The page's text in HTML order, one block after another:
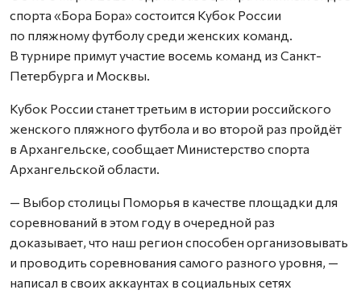
спорта «Бора Бора» состоится Кубок России
по пляжному футболу среди женских команд.
В турнире примут участие восемь команд из Санкт-
Петербурга и Москвы.
Кубок России станет третьим в истории российского
женского пляжного футбола и во второй раз пройдёт
в Архангельске, сообщает Министерство спорта
Архангельской области.
— Выбор столицы Поморья в качестве площадки для
соревнований в этом году в очередной раз
доказывает, что наш регион способен организовывать
и проводить соревнования самого разного уровня, —
написал в своих аккаунтах в социальных сетях